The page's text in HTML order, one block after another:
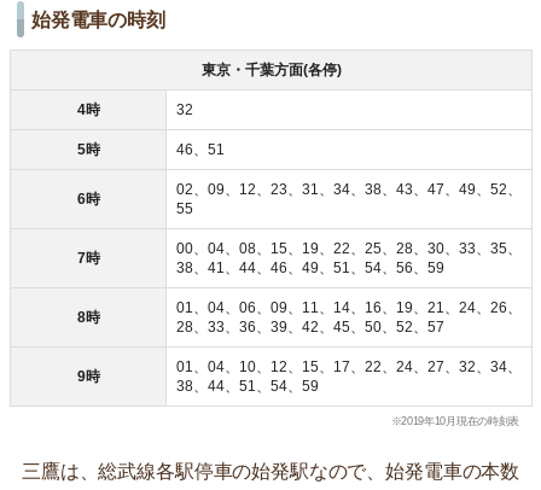
始発電車の時刻
東京・千葉方面(各停)
4時 32
5時 46、51
6時
02、09、12、23、31、34、38、43、47、49、52、
55
7時
00、04、08、15、19、22、25、28、30、33、35、
38、41、44、46、49、51、54、56、59
8時
01、04、06、09、11、14、16、19、21、24、26、
28、33、36、39、42、45、50、52、57
9時
01、04、10、12、15、17、22、24、27、32、34、
38、44、51、54、59
※2019年10月現在の時刻表
三鷹は、総武線各駅停車の始発駅なので、始発電車の本数